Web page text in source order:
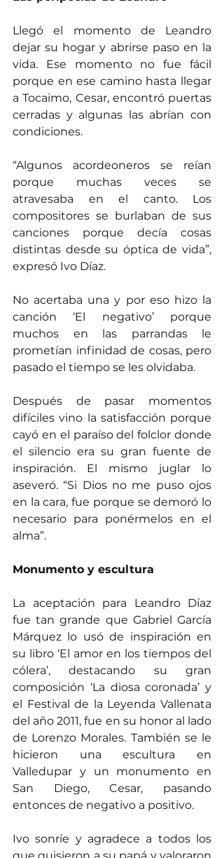
Llegó el momento de Leandro
dejar su hogar y abrirse paso en la
vida. Ese momento no fue fácil
porque en ese camino hasta llegar
a Tocaimo, Cesar, encontró puertas
cerradas y algunas las abrían con
condiciones.
“Algunos acordeoneros se reían
porque muchas veces se
atravesaba en el canto. Los
compositores se burlaban de sus
canciones porque decía cosas
distintas desde su óptica de vida”,
expresó Ivo Díaz.
No acertaba una y por eso hizo la
canción ‘El negativo’ porque
muchos en las parrandas le
prometían infinidad de cosas, pero
pasado el tiempo se les olvidaba.
Después de pasar momentos
difíciles vino la satisfacción porque
cayó en el paraíso del folclor donde
el silencio era su gran fuente de
inspiración. El mismo juglar lo
aseveró. “Si Dios no me puso ojos
en la cara, fue porque se demoró lo
necesario para ponérmelos en el
alma”.
Monumento y escultura
La aceptación para Leandro Díaz
fue tan grande que Gabriel García
Márquez lo usó de inspiración en
su libro ‘El amor en los tiempos del
cólera’, destacando su gran
composición ‘La diosa coronada’ y
el Festival de la Leyenda Vallenata
del año 2011, fue en su honor al lado
de Lorenzo Morales. También se le
hicieron una escultura en
Valledupar y un monumento en
San Diego, Cesar, pasando
entonces de negativo a positivo.
Ivo sonríe y agradece a todos los